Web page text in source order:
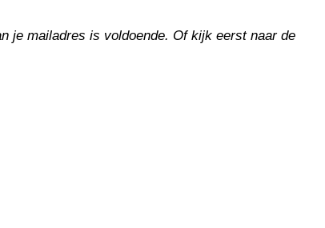
je mailadres is voldoende. Of kijk eerst naar de